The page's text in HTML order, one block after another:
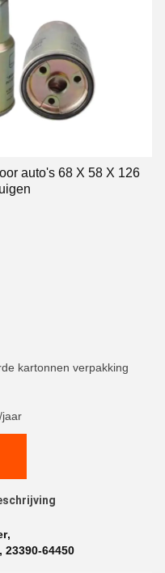
auto's 68 X 58 X 126
kartonnen verpakking
jaar
,
, 23390-64450